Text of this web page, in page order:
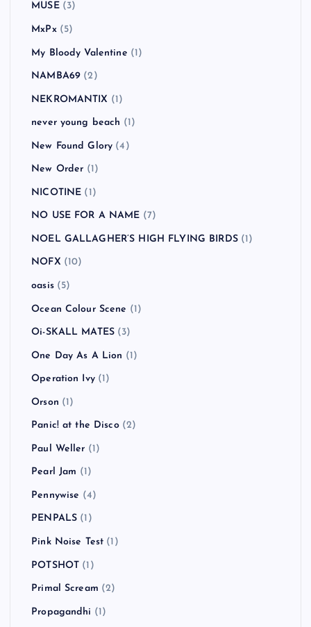
MUSE(3)
MxPx(5)
My Bloody Valentine (1)
NAMBA69 (2)
NEKROMANTIX (1)
never young beach (1)
New Found Glory (4)
New Order (1)
NICOTINE (1)
NO USE FOR A NAME (7)
NOEL GALLAGHER’S HIGH FLYING BIRDS(1)
NOFX (10)
oasis(5)
Ocean Colour Scene (1)
Oi-SKALL MATES (3)
One Day As A Lion (1)
Operation Ivy(1)
Orson (1)
Panic! at the Disco(2)
Paul Weller (1)
Pearl Jam (1)
Pennywise (4)
PENPALS (1)
Pink Noise Test (1)
POTSHOT (1)
Primal Scream (2)
Propagandhi (1)